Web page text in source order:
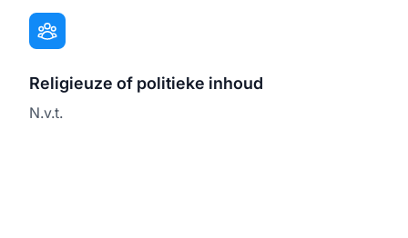
Religieuze of politieke inhoud
N.v.t.